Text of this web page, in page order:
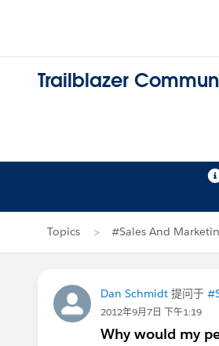
Trailblazer
Topics #Sales And
Dan Schmidt 提问于
2012年9月7日 下午1:19
Why would my